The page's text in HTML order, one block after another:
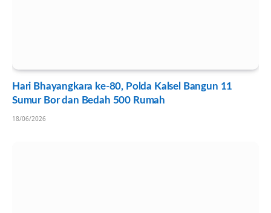
Hari Bhayangkara ke-80, Polda Kalsel Bangun 11
Sumur Bor dan Bedah 500 Rumah
18/06/2026